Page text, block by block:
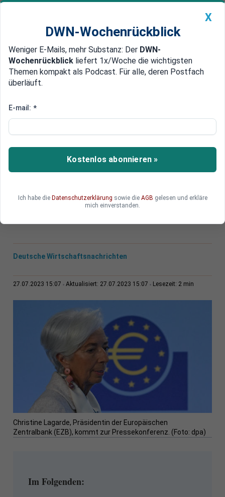
Newsticker MEIN DWN: Geldanlage Premium
Edelmetalle DWN-Magazin China
Neunte Zinserhöhung in Folge im
Prozent
Die Euro-Währungshüter legen angesichts der
anhaltend hohen Inflation nach. Sie heben die
an. Ob die Erhöhungen auch bei Sparer
ankommen, bleibt abzuwarten.
Deutsche Wirtschaftsnachrichten
27.07.2023 15:07 Aktualisiert: 27.07.2023 15:07 Lesezeit: 2 min
Christine Lagarde, Präsidentin der Europäischen
Zentralbank (EZB), kommt zur Pressekonferenz. (Foto: dpa)
Im Folgenden:
X
DWN-Wochenrückblick
Weniger E-Mails, mehr Substanz: Der DWN-
Wochenrückblick liefert 1x/Woche die wichtigsten
Themen kompakt als Podcast. Für alle, deren Postfach
überläuft.
E-mail: *
Kostenlos abonnieren »
Ich habe die Datenschutzerklärung sowie die AGB gelesen und erkläre
mich einverstanden.